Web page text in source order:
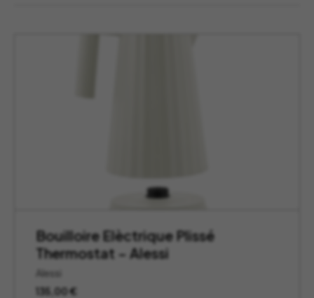
Bouilloire Elèctrique Plissé
Thermostat – Alessi
Alessi
135,00€